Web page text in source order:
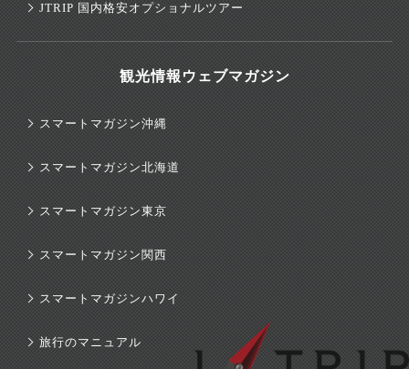
JTRIP 国内格安オプショナルツアー
観光情報ウェブマガジン
スマートマガジン沖縄
スマートマガジン北海道
スマートマガジン東京
スマートマガジン関西
スマートマガジンハワイ
旅行のマニュアル